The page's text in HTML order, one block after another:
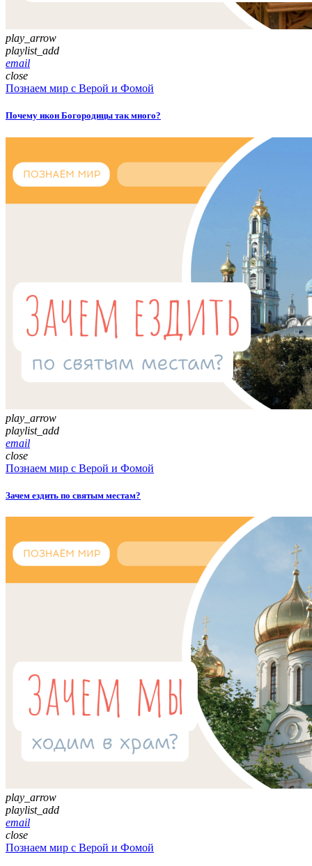
play_arrow
playlist_add
email
close
Познаем мир с Верой и Фомой
Почему икон Богородицы так много?
play_arrow
playlist_add
email
close
Познаем мир с Верой и Фомой
Зачем ездить по святым местам?
play_arrow
playlist_add
email
close
Познаем мир с Верой и Фомой